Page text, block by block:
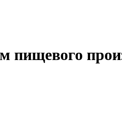
пищевого